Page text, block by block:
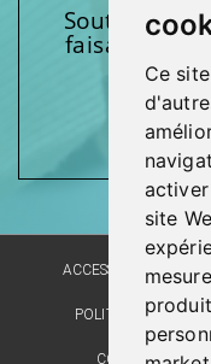
Ce
site
Soutenez
faisant un
ACCESSIBILITÉ
POLITIQUE DE